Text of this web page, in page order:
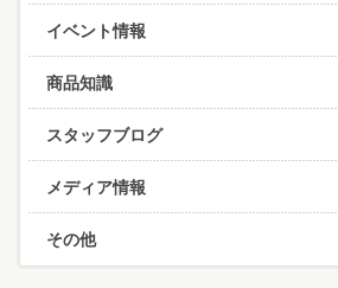
イベント情報
商品知識
スタッフブログ
メディア情報
その他